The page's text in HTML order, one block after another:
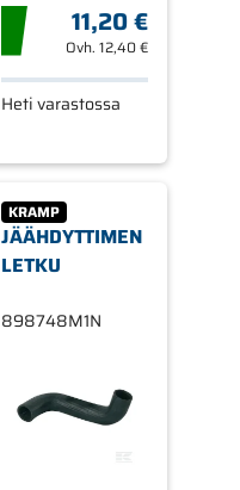
11,20 €
Ovh.12,40 €
Heti varastossa
KRAMP
JÄÄHDYTTIMEN
LETKU
898748M1N